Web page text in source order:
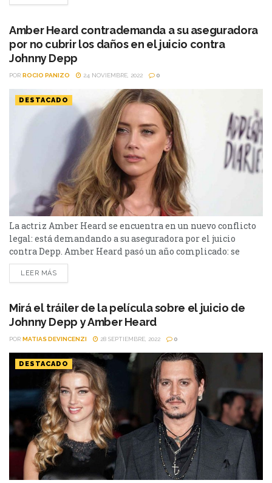
película de Aquaman de DC. Pero,...
Amber Heard contrademanda a su aseguradora
por no cubrir los daños en el juicio contra
Johnny Depp
POR ROCIO PANIZO 24 NOVIEMBRE, 2022 0
DESTACADO
La actriz Amber Heard se encuentra en un nuevo conflicto
legal: está demandando a su aseguradora por el juicio
contra Depp. Amber Heard pasó un año complicado: se
enfrentó en un juicio de difamación a Johnny Depp a
principios de año donde no salió victoriosa y su palabra fue
dentro...
LEER MÁS
Mirá el tráiler de la película sobre el juicio de
Johnny Depp y Amber Heard
POR MATIAS DEVINCENZI 28 SEPTIEMBRE, 2022 0
DESTACADO